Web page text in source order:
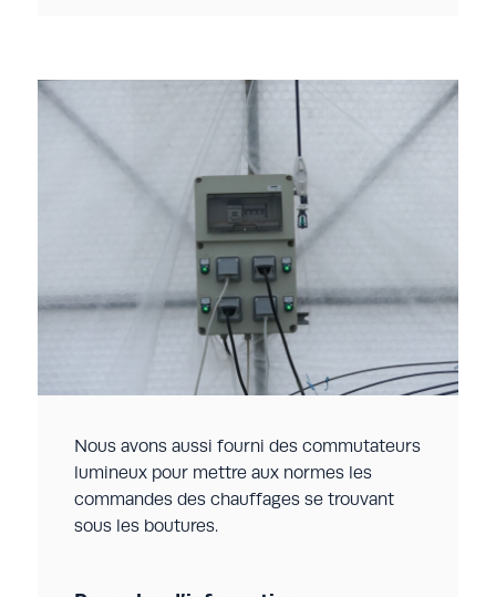
Nous avons aussi fourni des commutateurs
lumineux pour mettre aux normes les
commandes des chauffages se trouvant
sous les boutures.